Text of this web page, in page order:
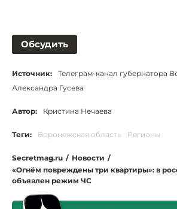
Обсудить
Источник:
Телеграм-канал губернатора
Александра Гусева
Автор: Кристина Нечаева
Теги: Воронежская область Регионы
Secretmag.ru / Новости /
«Огнём повреждены три квартиры»: в
объявлен режим ЧС